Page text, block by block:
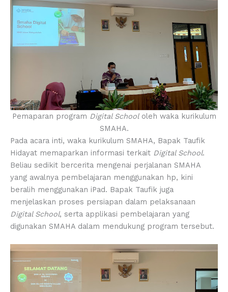
Pemaparan program Digital Schoololeh waka kurikulum
SMAHA.
Pada acara inti, waka kurikulum SMAHA, Bapak Taufik
Hidayat memaparkan informasi terkait Digital School.
Beliau sedikit bercerita mengenai perjalanan SMAHA
yang awalnya pembelajaran menggunakan hp, kini
beralih menggunakan iPad. Bapak Taufik juga
menjelaskan proses persiapan dalam pelaksanaan
Digital School, serta applikasi pembelajaran yang
digunakan SMAHA dalam mendukung program tersebut.